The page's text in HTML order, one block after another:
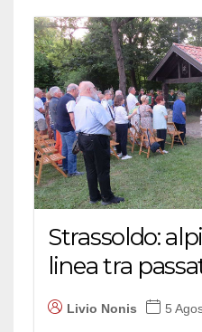
Strassoldo:
linea tra
Livio Nonis 5